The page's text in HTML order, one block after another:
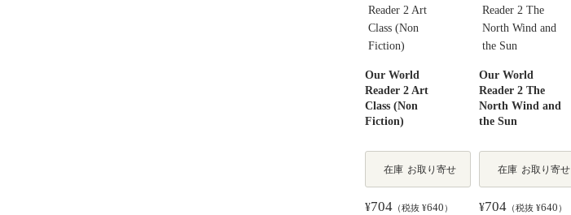
Our World
Reader 2 Art
Class (Non
Fiction)
在庫 お取り寄せ
¥704 （税抜 ¥640 ）
Our World
Reader 2 The
North Wind and
the Sun
在庫 お取り寄せ
¥704 （税抜 ¥640 ）